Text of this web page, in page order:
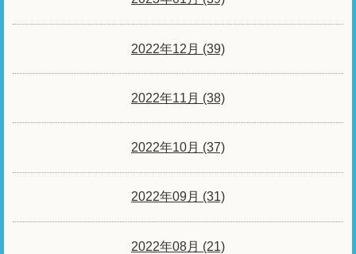
2022年12月 (39)
2022年11月 (38)
2022年10月 (37)
2022年09月 (31)
2022年08月 (21)